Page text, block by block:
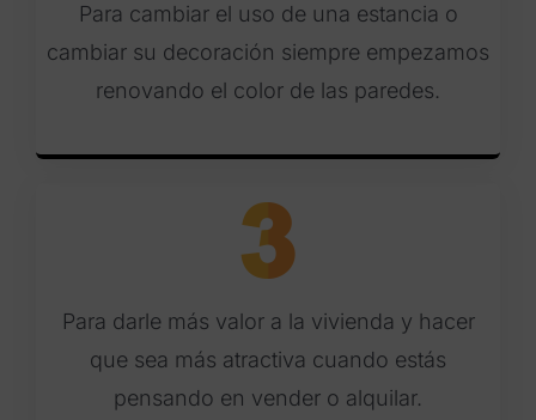
Para cambiar el uso de una estancia o
cambiar su decoración siempre empezamos
renovando el color de las paredes.
Para darle más valor a la vivienda y hacer
que sea más atractiva cuando estás
pensando en vender o alquilar.